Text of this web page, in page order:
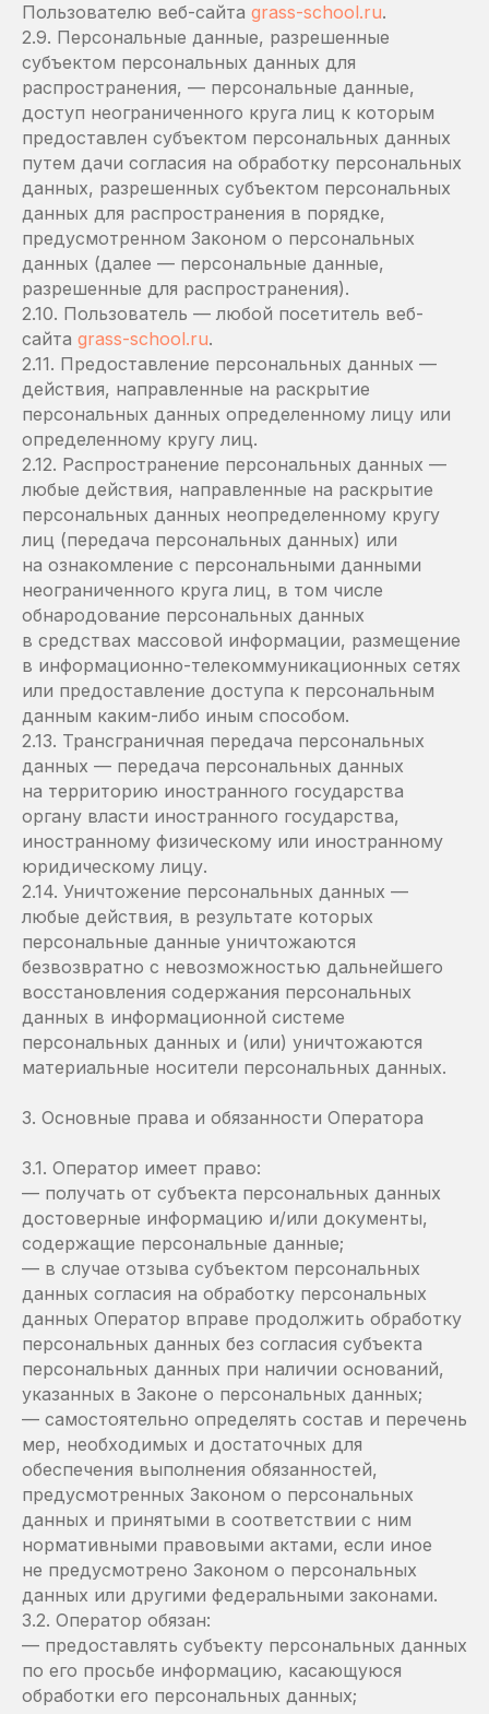
Пользователю веб-сайта grass-school.ru.
2.9. Персональные данные, разрешенные
субъектом персональных данных для
распространения, — персональные данные,
доступ неограниченного круга лиц к которым
предоставлен субъектом персональных данных
путем дачи согласия на обработку персональных
данных, разрешенных субъектом персональных
данных для распространения в порядке,
предусмотренном Законом о персональных
данных (далее — персональные данные,
разрешенные для распространения).
2.10. Пользователь — любой посетитель веб-
сайта grass-school.ru.
2.11. Предоставление персональных данных —
действия, направленные на раскрытие
персональных данных определенному лицу или
определенному кругу лиц.
2.12. Распространение персональных данных —
любые действия, направленные на раскрытие
персональных данных неопределенному кругу
лиц (передача персональных данных) или
на ознакомление с персональными данными
неограниченного круга лиц, в том числе
обнародование персональных данных
в средствах массовой информации, размещение
в информационно-телекоммуникационных сетях
или предоставление доступа к персональным
данным каким-либо иным способом.
2.13. Трансграничная передача персональных
данных — передача персональных данных
на территорию иностранного государства
органу власти иностранного государства,
иностранному физическому или иностранному
юридическому лицу.
2.14. Уничтожение персональных данных —
любые действия, в результате которых
персональные данные уничтожаются
безвозвратно с невозможностью дальнейшего
восстановления содержания персональных
данных в информационной системе
персональных данных и (или) уничтожаются
материальные носители персональных данных.
3. Основные права и обязанности Оператора
3.1. Оператор имеет право:
— получать от субъекта персональных данных
достоверные информацию и/или документы,
содержащие персональные данные;
— в случае отзыва субъектом персональных
данных согласия на обработку персональных
данных Оператор вправе продолжить обработку
персональных данных без согласия субъекта
персональных данных при наличии оснований,
указанных в Законе о персональных данных;
— самостоятельно определять состав и перечень
мер, необходимых и достаточных для
обеспечения выполнения обязанностей,
предусмотренных Законом о персональных
данных и принятыми в соответствии с ним
нормативными правовыми актами, если иное
не предусмотрено Законом о персональных
данных или другими федеральными законами.
3.2. Оператор обязан:
— предоставлять субъекту персональных данных
по его просьбе информацию, касающуюся
обработки его персональных данных;